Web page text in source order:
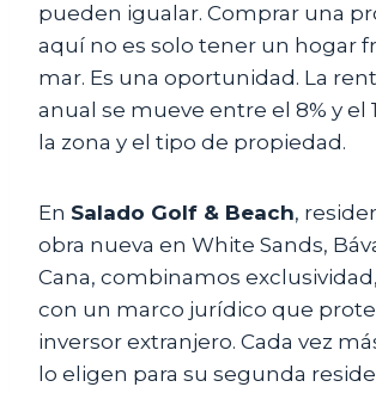
pueden igualar. Comprar una
aquí no es solo tener un hogar
mar. Es una oportunidad. La
anual se mueve entre el 8% y el
la zona y el tipo de propiedad.
En Salado Golf & Beach,
obra nueva en White Sands,
Cana, combinamos
con un marco jurídico que
inversor extranjero. Cada vez
lo eligen para su segunda